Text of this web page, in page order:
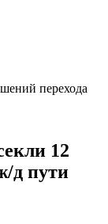
12
д пути